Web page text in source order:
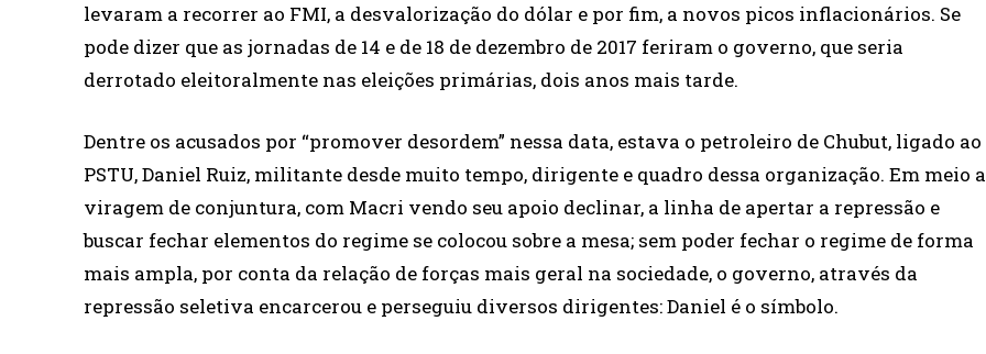
levaram a recorrer ao FMI, a desvalorização do dólar e por fim, a novos picos inflacionários. Se
pode dizer que as jornadas de 14 e de 18 de dezembro de 2017 feriram o governo, que seria
derrotado eleitoralmente nas eleições primárias, dois anos mais tarde.
Dentre os acusados por “promover desordem” nessa data, estava o petroleiro de Chubut, ligado ao
PSTU, Daniel Ruiz, militante desde muito tempo, dirigente e quadro dessa organização. Em meio a
viragem de conjuntura, com Macri vendo seu apoio declinar, a linha de apertar a repressão e
buscar fechar elementos do regime se colocou sobre a mesa; sem poder fechar o regime de forma
mais ampla, por conta da relação de forças mais geral na sociedade, o governo, através da
repressão seletiva encarcerou e perseguiu diversos dirigentes: Daniel é o símbolo.